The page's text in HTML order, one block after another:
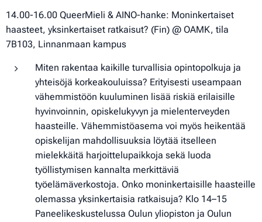
14.00-16.00 QueerMieli & AINO-hanke: Moninkertaiset
haasteet, yksinkertaiset ratkaisut? (Fin) @ OAMK, tila
7B103, Linnanmaan kampus
Miten rakentaa kaikille turvallisia opintopolkuja ja
yhteisöjä korkeakouluissa? Erityisesti useampaan
vähemmistöön kuuluminen lisää riskiä erilaisille
hyvinvoinnin, opiskelukyvyn ja mielenterveyden
haasteille. Vähemmistöasema voi myös heikentää
opiskelijan mahdollisuuksia löytää itselleen
mielekkäitä harjoittelupaikkoja sekä luoda
työllistymisen kannalta merkittäviä
työelämäverkostoja. Onko moninkertaisille haasteille
olemassa yksinkertaisia ratkaisuja? Klo 14–15
Paneelikeskustelussa Oulun yliopiston ja Oulun